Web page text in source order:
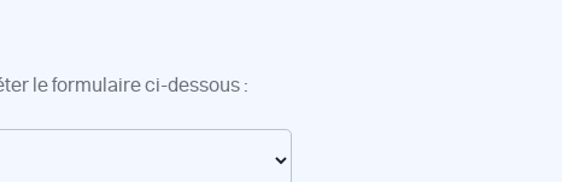
le formulaire ci-dessous :